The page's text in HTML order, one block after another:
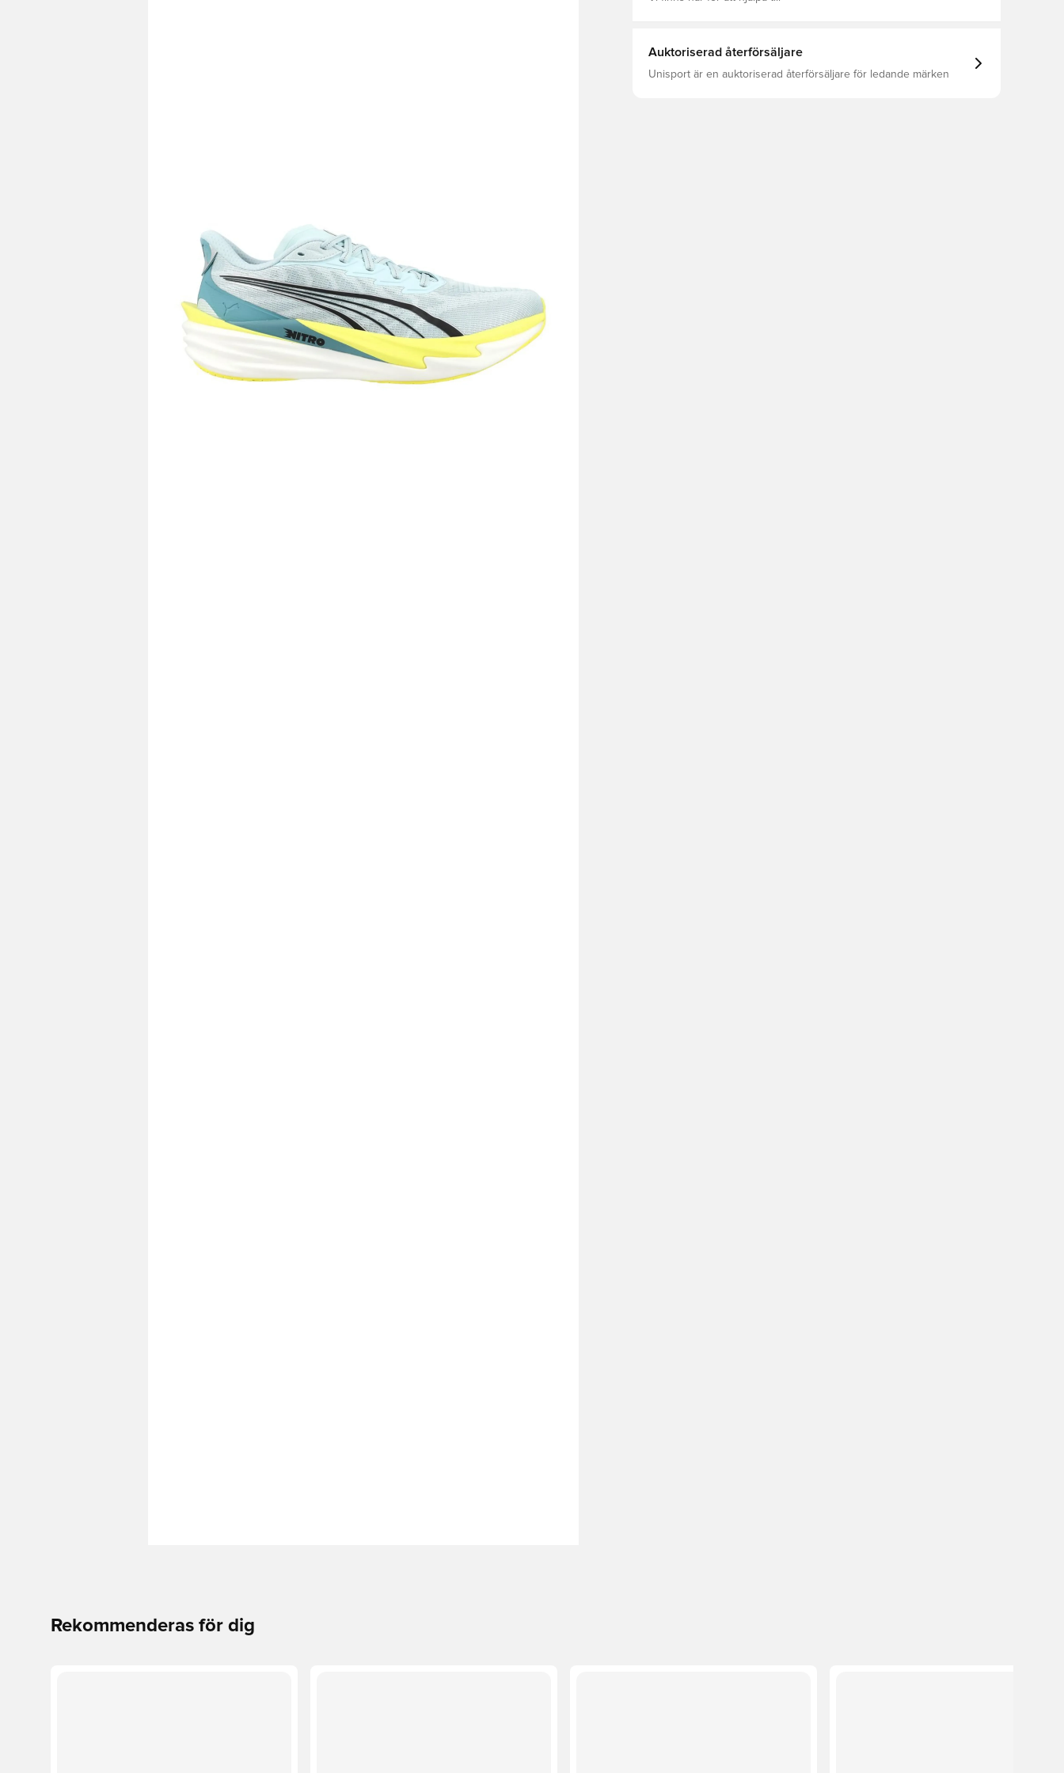
Auktoriserad återförsäljare
Unisport är en auktoriserad återförsäljare för ledande märken
Rekommenderas för dig